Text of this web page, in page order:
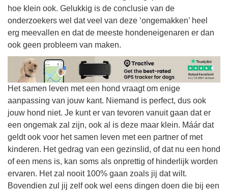
hoe klein ook. Gelukkig is de conclusie van de
onderzoekers wel dat veel van deze ‘ongemakken’ heel
erg meevallen en dat de meeste hondeneigenaren er dan
ook geen probleem van maken.
Het samen leven met een hond vraagt om enige
aanpassing van jouw kant. Niemand is perfect, dus ook
jouw hond niet. Je kunt er van tevoren vanuit gaan dat er
een ongemak zal zijn, ook al is deze maar klein. Máár dat
geldt ook voor het samen leven met een partner of met
kinderen. Het gedrag van een gezinslid, of dat nu een hond
of een mens is, kan soms als onprettig of hinderlijk worden
ervaren. Het zal nooit 100% gaan zoals jij dat wilt.
Bovendien zul jij zelf ook wel eens dingen doen die bij een